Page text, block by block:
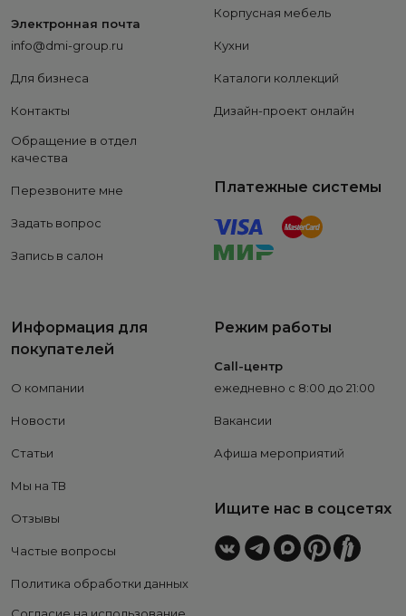
Электронная почта
info@dmi-group.ru
Для бизнеса
Контакты
Обращение в отдел
качества
Перезвоните мне
Задать вопрос
Запись в салон
Корпусная мебель
Кухни
Каталоги коллекций
Дизайн-проект онлайн
Платежные системы
Информация для
покупателей
О компании
Новости
Статьи
Мы на ТВ
Отзывы
Частые вопросы
Политика обработки данных
Режим работы
Call-центр
ежедневно с 8:00 до 21:00
Вакансии
Афиша мероприятий
Ищите нас в соцсетях